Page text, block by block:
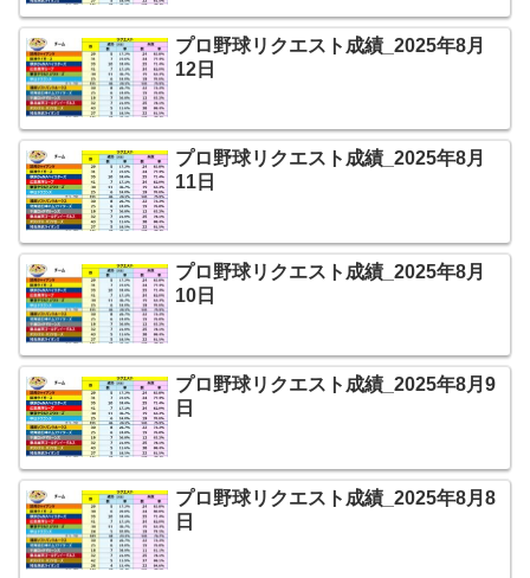
プロ野球リクエスト成績_2025年8月
12日
プロ野球リクエスト成績_2025年8月
11日
プロ野球リクエスト成績_2025年8月
10日
プロ野球リクエスト成績_2025年8月9
日
プロ野球リクエスト成績_2025年8月8
日